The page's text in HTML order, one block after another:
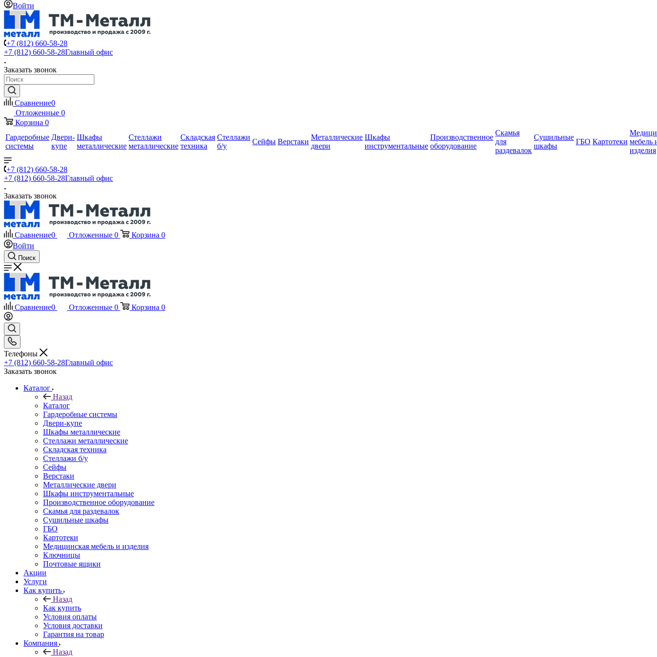
Войти
+7 (812) 660-58-28
+7 (812) 660-58-28Главный офис
Заказать звонок
Сравнение0
Отложенные 0
Корзина 0
Гардеробные
системы
Двери-
купе
Шкафы
металлические
Стеллажи
металлические
Складская
техника
Стеллажи
б/у
Сейфы Верстаки
Металлические
двери
Шкафы
инструментальные
Производственное
оборудование
Скамья
для
раздевалок
Сушильные
шкафы
ГБО Картотеки мебель
изделия
+7 (812) 660-58-28
+7 (812) 660-58-28Главный офис
Заказать звонок
Сравнение0 Отложенные 0 Корзина 0
Войти
Поиск
Сравнение0 Отложенные 0 Корзина 0
Телефоны
+7 (812) 660-58-28Главный офис
Заказать звонок
Каталог
Назад
Каталог
Гардеробные системы
Двери-купе
Шкафы металлические
Стеллажи металлические
Складская техника
Стеллажи б/у
Сейфы
Верстаки
Металлические двери
Шкафы инструментальные
Производственное оборудование
Скамья для раздевалок
Сушильные шкафы
ГБО
Картотеки
Медицинская мебель и изделия
Ключницы
Почтовые ящики
Акции
Услуги
Как купить
Назад
Как купить
Условия оплаты
Условия доставки
Гарантия на товар
Компания
Назад